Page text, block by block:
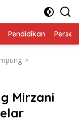
Pendidikan
Mirzani